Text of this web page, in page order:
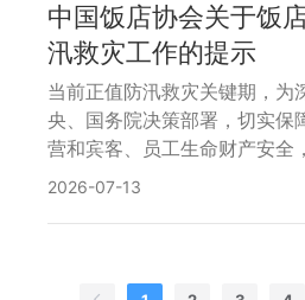
的关键节点，面对增速放缓与
题，行业主管部门与协会多
“服务消费季”启动、绿色饭店
局，行动层层铺开；更为关键
五五”规划》等多项政策的发
了品质化、数智化、融合化、
路线图。步入七月，围绕年轻
中国饭店协会关于饭
汛救灾工作的提示
当前正值防汛救灾关键期，为
央、国务院决策部署，切实保
营和宾客、员工生命财产安全
灾工作，现将有关事项提示如
2026-07-13